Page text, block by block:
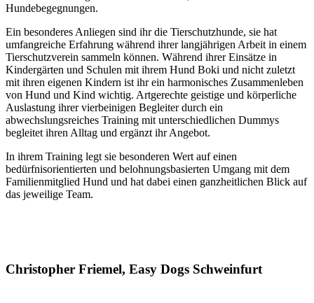
Hundebegegnungen.
Ein besonderes Anliegen sind ihr die Tierschutzhunde, sie hat
umfangreiche Erfahrung während ihrer langjährigen Arbeit in einem
Tierschutzverein sammeln können. Während ihrer Einsätze in
Kindergärten und Schulen mit ihrem Hund Boki und nicht zuletzt
mit ihren eigenen Kindern ist ihr ein harmonisches Zusammenleben
von Hund und Kind wichtig. Artgerechte geistige und körperliche
Auslastung ihrer vierbeinigen Begleiter durch ein
abwechslungsreiches Training mit unterschiedlichen Dummys
begleitet ihren Alltag und ergänzt ihr Angebot.
In ihrem Training legt sie besonderen Wert auf einen
bedürfnisorientierten und belohnungsbasierten Umgang mit dem
Familienmitglied Hund und hat dabei einen ganzheitlichen Blick auf
das jeweilige Team.
Christopher Friemel, Easy Dogs Schweinfurt